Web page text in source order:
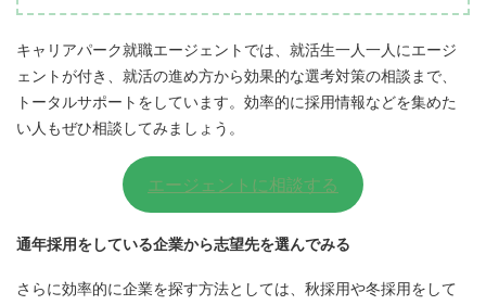
キャリアパーク就職エージェントでは、就活生一人一人にエージ
ェントが付き、就活の進め方から効果的な選考対策の相談まで、
トータルサポートをしています。効率的に採用情報などを集めた
い人もぜひ相談してみましょう。
エージェントに相談する
通年採用をしている企業から志望先を選んでみる
さらに効率的に企業を探す方法としては、秋採用や冬採用をして